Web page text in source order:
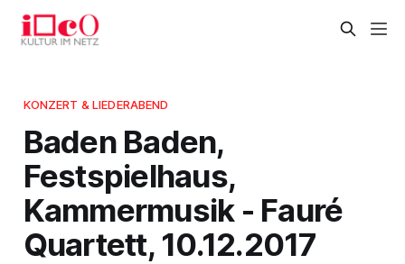
KONZERT & LIEDERABEND
Baden Baden,
Festspielhaus,
Kammermusik - Fauré
Quartett, 10.12.2017